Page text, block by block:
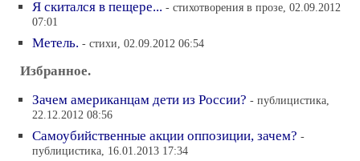
Я скитался в пещере... - стихотворения в прозе, 02.09.2012
07:01
Метель. - стихи, 02.09.2012 06:54
Избранное.
Зачем американцам дети из России? - публицистика,
22.12.2012 08:56
Самоубийственные акции оппозиции, зачем? -
публицистика, 16.01.2013 17:34